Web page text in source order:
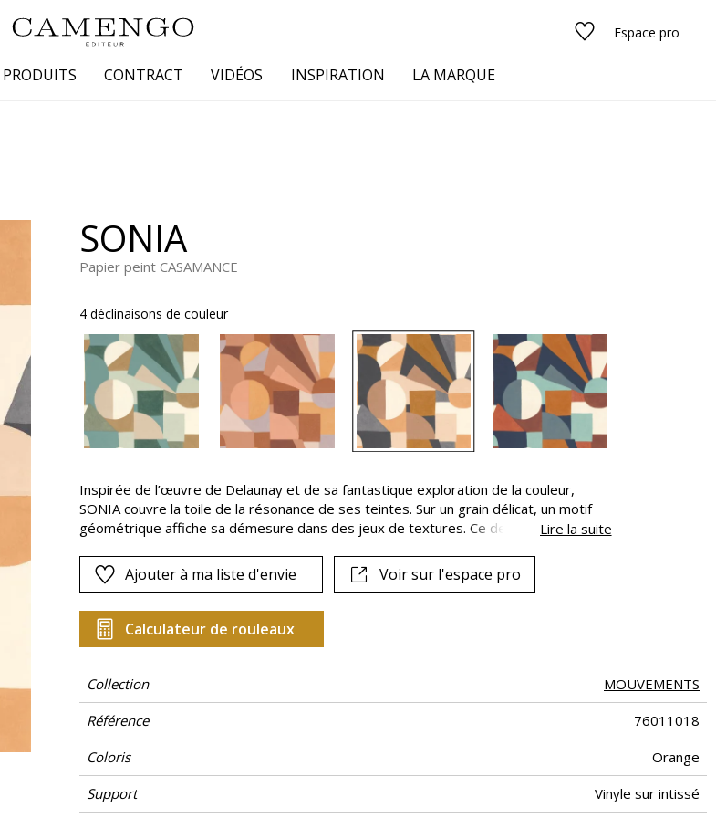
Espace pro
PRODUITS
Petits motifs
Multicouleurs
Noir
Orange
Rose
Vert
Violet
Voir tous les tissus
CONTRACT VIDÉOS INSPIRATION LA MARQUE
SONIA
Papier peint CASAMANCE
4 déclinaisons de couleur
Inspirée de l’œuvre de Delaunay et de sa fantastique exploration de la couleur,
SONIA couvre la toile de la résonance de ses teintes. Sur un grain délicat, un motif
géométrique affiche sa démesure dans des jeux de textures. Ce dessin audacieux, à
Lire la suite
Ajouter à ma liste d'envie Voir sur l'espace pro
Calculateur de rouleaux
Collection
MOUVEMENTS
Référence
76011018
Coloris
Orange
Support
Vinyle sur intissé